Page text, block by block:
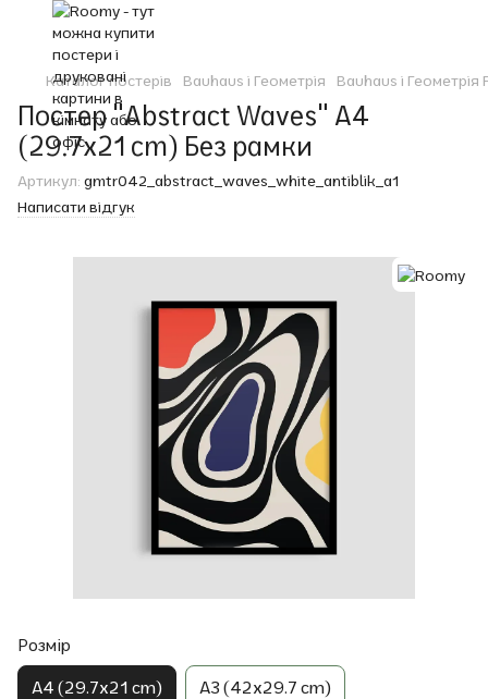
Каталог постерів Bauhaus і Геометрія Bauhaus і Геометрія
Постер "Abstract Waves" A4
(29.7x21 cm) Без рамки
Артикул: gmtr042_abstract_waves_white_antiblik_a1
Написати відгук
Розмір
A4 (29.7x21 cm) A3 (42x29.7 cm)